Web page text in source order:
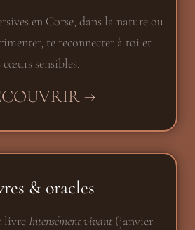
en Corse, dans la nature ou
te reconnecter à toi et
sensibles.
→
& oracles
livre Intensément vivant (janvier